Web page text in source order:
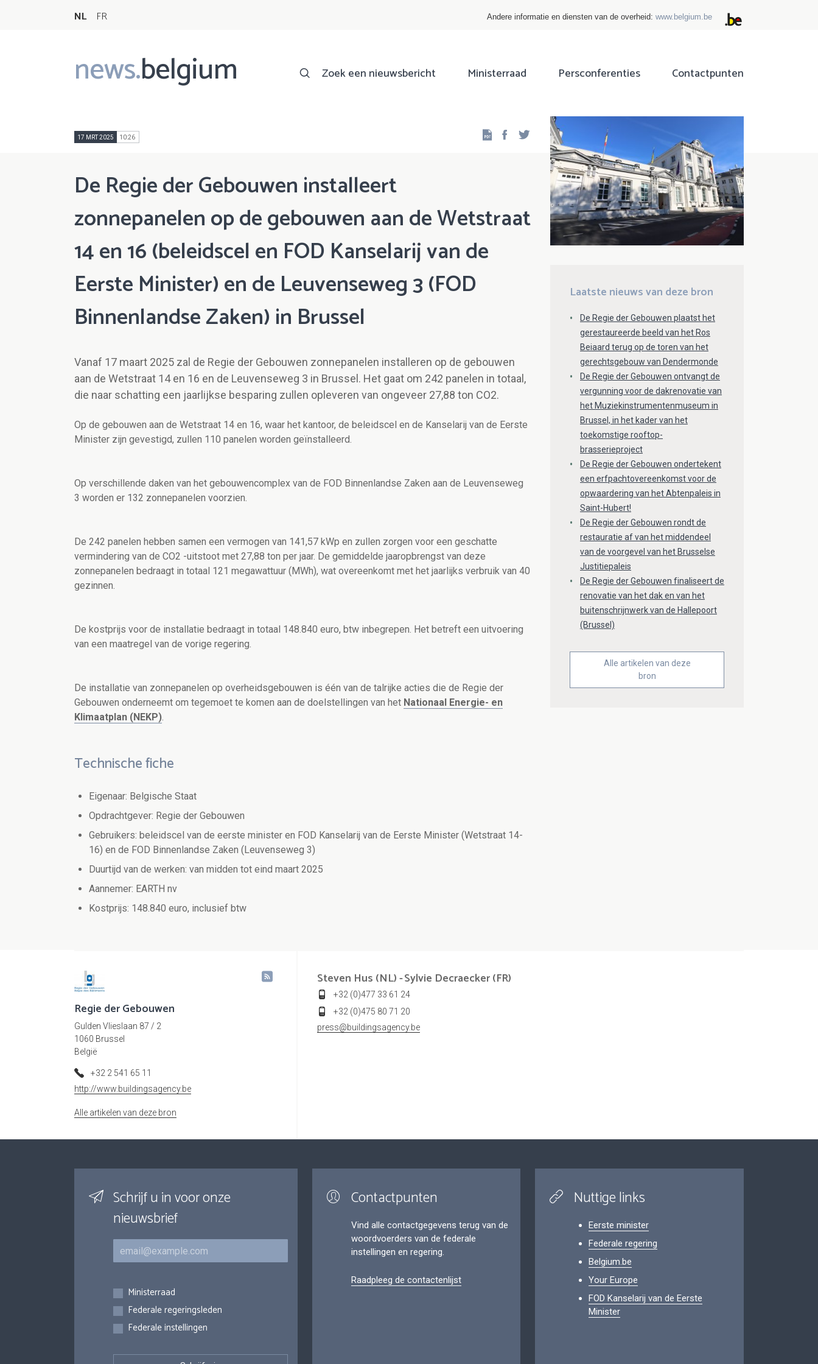
NL FR Andere informatie en diensten van de overheid: www.belgium.be
news.belgium
Main
navigation
Zoek een nieuwsbericht Ministerraad Persconferenties Contactpunten
17 MRT 2025 10:26 Facebook
Twitter
De Regie der Gebouwen installeert
zonnepanelen op de gebouwen aan de Wetstraat
14 en 16 (beleidscel en FOD Kanselarij van de
Eerste Minister) en de Leuvenseweg 3 (FOD
Binnenlandse Zaken) in Brussel
Vanaf 17 maart 2025 zal de Regie der Gebouwen zonnepanelen installeren op de gebouwen
aan de Wetstraat 14 en 16 en de Leuvenseweg 3 in Brussel. Het gaat om 242 panelen in totaal,
die naar schatting een jaarlijkse besparing zullen opleveren van ongeveer 27,88 ton CO2.
Op de gebouwen aan de Wetstraat 14 en 16, waar het kantoor, de beleidscel en de Kanselarij van de Eerste
Minister zijn gevestigd, zullen 110 panelen worden geïnstalleerd.
Op verschillende daken van het gebouwencomplex van de FOD Binnenlandse Zaken aan de Leuvenseweg
3 worden er 132 zonnepanelen voorzien.
De 242 panelen hebben samen een vermogen van 141,57 kWp en zullen zorgen voor een geschatte
vermindering van de CO2 -uitstoot met 27,88 ton per jaar. De gemiddelde jaaropbrengst van deze
zonnepanelen bedraagt in totaal 121 megawattuur (MWh), wat overeenkomt met het jaarlijks verbruik van 40
gezinnen.
De kostprijs voor de installatie bedraagt in totaal 148.840 euro, btw inbegrepen. Het betreft een uitvoering
van een maatregel van de vorige regering.
De installatie van zonnepanelen op overheidsgebouwen is één van de talrijke acties die de Regie der
Gebouwen onderneemt om tegemoet te komen aan de doelstellingen van het Nationaal Energie- en
Klimaatplan (NEKP).
Technische fiche
Eigenaar: Belgische Staat
Opdrachtgever: Regie der Gebouwen
Gebruikers: beleidscel van de eerste minister en FOD Kanselarij van de Eerste Minister (Wetstraat 14-
16) en de FOD Binnenlandse Zaken (Leuvenseweg 3)
Duurtijd van de werken: van midden tot eind maart 2025
Aannemer: EARTH nv
Kostprijs: 148.840 euro, inclusief btw
Laatste nieuws van deze bron
De Regie der Gebouwen plaatst het
gerestaureerde beeld van het Ros
Beiaard terug op de toren van het
gerechtsgebouw van Dendermonde
De Regie der Gebouwen ontvangt de
vergunning voor de dakrenovatie van
het Muziekinstrumentenmuseum in
Brussel, in het kader van het
toekomstige rooftop-
brasserieproject
De Regie der Gebouwen ondertekent
een erfpachtovereenkomst voor de
opwaardering van het Abtenpaleis in
Saint-Hubert!
De Regie der Gebouwen rondt de
restauratie af van het middendeel
van de voorgevel van het Brusselse
Justitiepaleis
De Regie der Gebouwen finaliseert de
renovatie van het dak en van het
buitenschrijnwerk van de Hallepoort
(Brussel)
Alle artikelen van deze
bron
Regie der Gebouwen
Gulden Vlieslaan 87 / 2
1060 Brussel
België
+32 2 541 65 11
http://www.buildingsagency.be
Alle artikelen van deze bron
Steven Hus (NL) -Sylvie Decraecker (FR)
+32 (0)477 33 61 24
+32 (0)475 80 71 20
press@buildingsagency.be
Schrijf u in voor onze
nieuwsbrief
E-mail
Inschrijvingen
Ministerraad
Federale regeringsleden
Federale instellingen
Contactpunten
Vind alle contactgegevens terug van de
woordvoerders van de federale
instellingen en regering.
Raadpleeg de contactenlijst
Nuttige links
Eerste minister
Federale regering
Belgium.be
Your Europe
FOD Kanselarij van de Eerste
Minister